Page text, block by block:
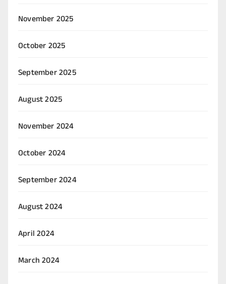
November 2025
October 2025
September 2025
August 2025
November 2024
October 2024
September 2024
August 2024
April 2024
March 2024